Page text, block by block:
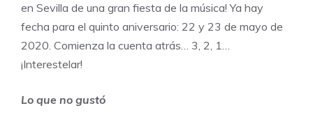
en Sevilla de una gran fiesta de la música! Ya hay
fecha para el quinto aniversario: 22 y 23 de mayo de
2020. Comienza la cuenta atrás… 3, 2, 1…
¡Interestelar!
Lo que no gustó